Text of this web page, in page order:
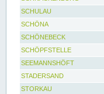
SCHULAU
SCHÖNA
SCHÖNEBECK
SCHÖPFSTELLE
SEEMANNSHÖFT
STADERSAND
STORKAU